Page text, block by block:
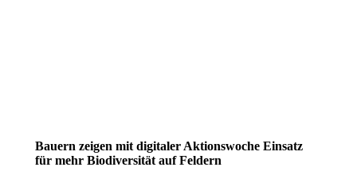
Bauern zeigen mit digitaler Aktionswoche Einsatz
für mehr Biodiversität auf Feldern